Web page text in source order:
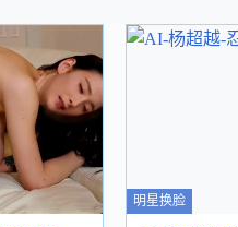
明星换脸